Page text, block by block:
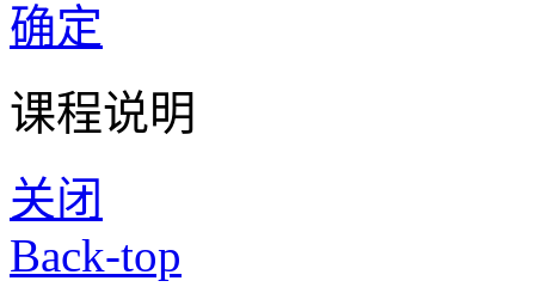
确定
课程说明
关闭
Back-top